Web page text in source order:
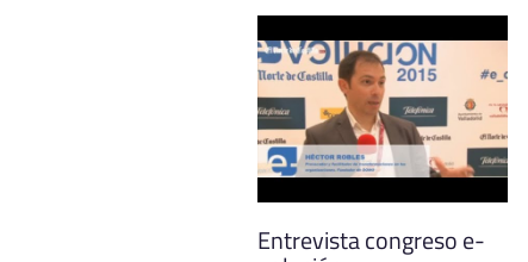
Entrevista congreso e-